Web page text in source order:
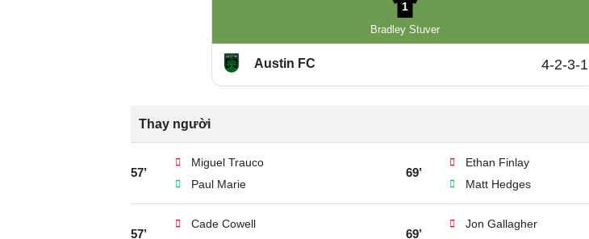
1
Bradley Stuver
Austin FC 4-2-3-1
Thay người
57’
Miguel Trauco
Paul Marie
69’
Ethan Finlay
Matt Hedges
57’
Cade Cowell
69’
Jon Gallagher